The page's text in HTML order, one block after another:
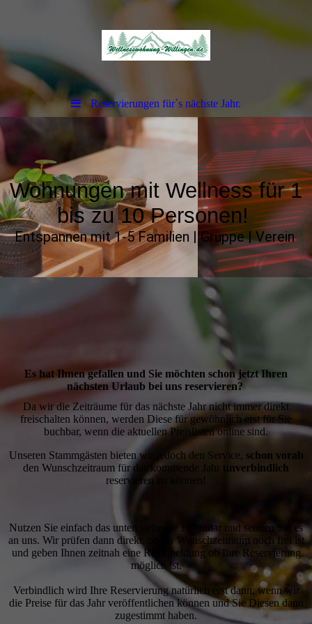
Reservierungen für`s nächste Jahr.
Wohnungen mit Wellness für 1
bis zu 10 Personen!
Entspannen mit 1-5 Familien | Gruppe | Verein
Es hat Ihnen gefallen und Sie möchten schon jetzt Ihren
nächsten Urlaub bei uns reservieren?
Da wir die Zeiträume für das nächste Jahr nicht immer direkt
freischalten können, werden Diese für gewöhnlich erst für Sie
buchbar, wenn die aktuellen Preislisten online sind.
Unseren Stammgästen bieten wir jedoch den Service, schon vorab
den Wunschzeitraum für das kommende Jahr unverbindlich
reservieren zu können!
Nutzen Sie einfach das unten stehende Formular und senden Sie es
an uns. Wir prüfen dann direkt, ob Ihr Wunschzeitraum noch frei ist
und geben Ihnen zeitnah eine Rückmeldung ob Ihre Reservierung
möglich ist.
Verbindlich wird Ihre Reservierung natürlich erst dann, wenn wir
die Preise für das Jahr veröffentlichen können und Sie Diesen dann
zugestimmt haben.